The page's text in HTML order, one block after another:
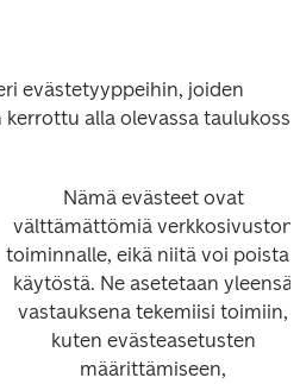
evästetyyppeihin, joiden
alla olevassa
Nämä evästeet ovat
välttämättömiä verkkosivuston
toiminnalle, eikä niitä voi poistaa
käytöstä. Ne asetetaan yleensä
vastauksena tekemiisi toimiin,
kuten evästeasetusten
määrittämiseen,